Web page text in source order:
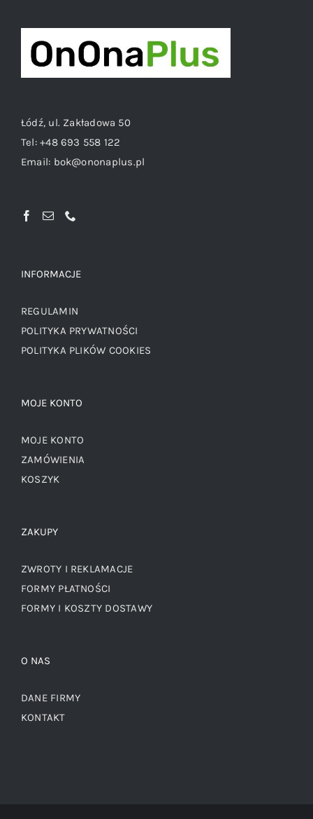
Łódź, ul. Zakładowa 50
Tel:+48 693 558 122
Email: bok@ononaplus.pl
INFORMACJE
REGULAMIN
POLITYKA PRYWATNOŚCI
POLITYKA PLIKÓW COOKIES
MOJE KONTO
MOJE KONTO
ZAMÓWIENIA
KOSZYK
ZAKUPY
ZWROTY I REKLAMACJE
FORMY PŁATNOŚCI
FORMY I KOSZTY DOSTAWY
O NAS
DANE FIRMY
KONTAKT